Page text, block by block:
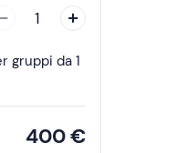
1
gruppi da 1
400 €